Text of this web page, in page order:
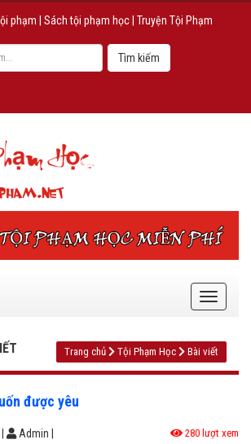
phạm Sách tội phạm học Truyện Tội Phạm
Trang chủ Tội Phạm Học Bài viết
được yêu
Admin 280 lượt xem